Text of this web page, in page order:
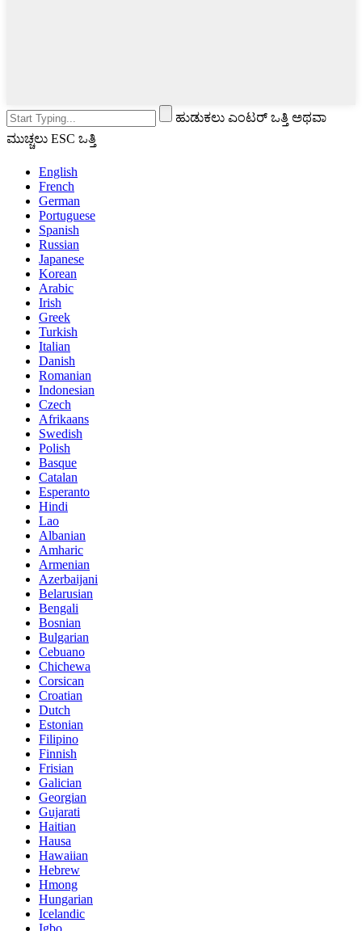
ಹುಡುಕಲು ಎಂಟರ್ ಒತ್ತಿ ಅಥವಾ
ಮುಚ್ಚಲು ESC ಒತ್ತಿ
English
French
German
Portuguese
Spanish
Russian
Japanese
Korean
Arabic
Irish
Greek
Turkish
Italian
Danish
Romanian
Indonesian
Czech
Afrikaans
Swedish
Polish
Basque
Catalan
Esperanto
Hindi
Lao
Albanian
Amharic
Armenian
Azerbaijani
Belarusian
Bengali
Bosnian
Bulgarian
Cebuano
Chichewa
Corsican
Croatian
Dutch
Estonian
Filipino
Finnish
Frisian
Galician
Georgian
Gujarati
Haitian
Hausa
Hawaiian
Hebrew
Hmong
Hungarian
Icelandic
Igbo